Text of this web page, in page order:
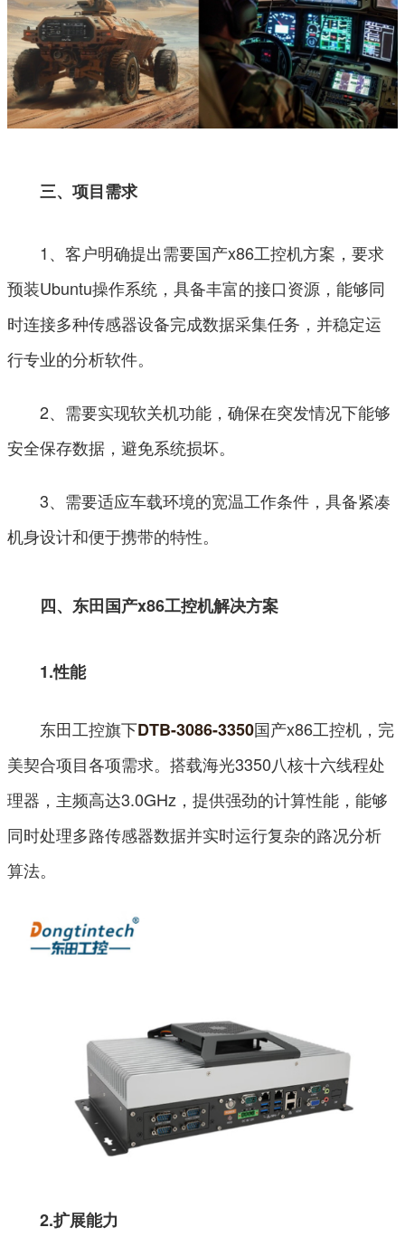
三、项目需求
1、客户明确提出需要国产x86工控机方案，要求
预装Ubuntu操作系统，具备丰富的接口资源，能够同
时连接多种传感器设备完成数据采集任务，并稳定运
行专业的分析软件。
2、需要实现软关机功能，确保在突发情况下能够
安全保存数据，避免系统损坏。
3、需要适应车载环境的宽温工作条件，具备紧凑
机身设计和便于携带的特性。
四、东田国产x86工控机解决方案
1.性能
东田工控旗下DTB-3086-3350国产x86工控机，完
美契合项目各项需求。搭载海光3350八核十六线程处
理器，主频高达3.0GHz，提供强劲的计算性能，能够
同时处理多路传感器数据并实时运行复杂的路况分析
算法。
2.扩展能力